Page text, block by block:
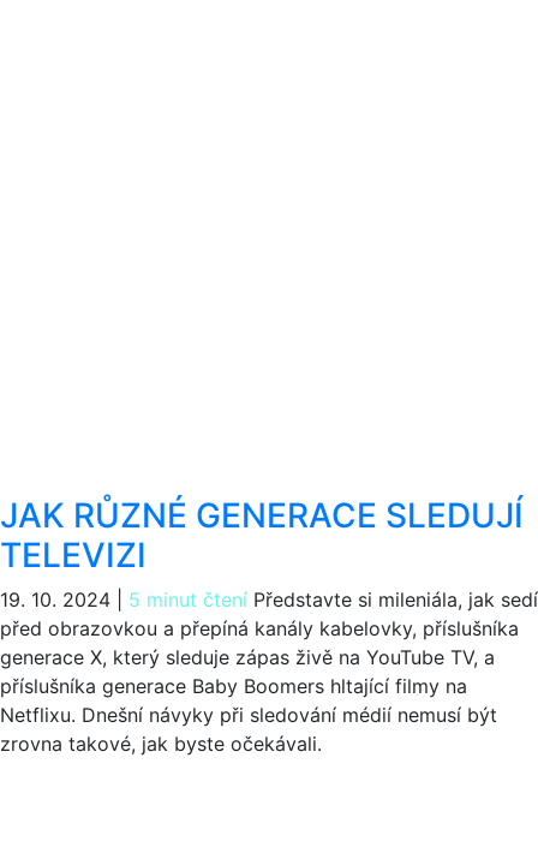
JAK RŮZNÉ GENERACE SLEDUJÍ
TELEVIZI
19. 10. 2024 5 minut čtení Představte si mileniála, jak sedí
před obrazovkou a přepíná kanály kabelovky, příslušníka
generace X, který sleduje zápas živě na YouTube TV, a
příslušníka generace Baby Boomers hltající filmy na
Netflixu. Dnešní návyky při sledování médií nemusí být
zrovna takové, jak byste očekávali.